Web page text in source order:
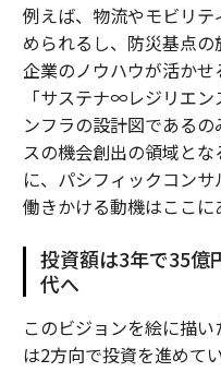
例えば、物流やモビリ
められるし、防災基点
企業のノウハウが活かせ
「サステナ∞レジリエ
ンフラの設計図である
スの機会創出の領域と
に、パシフィックコン
働きかける動機はここに
投資額は3年で35億
代へ
このビジョンを絵に描
は2方向で投資を進めてい